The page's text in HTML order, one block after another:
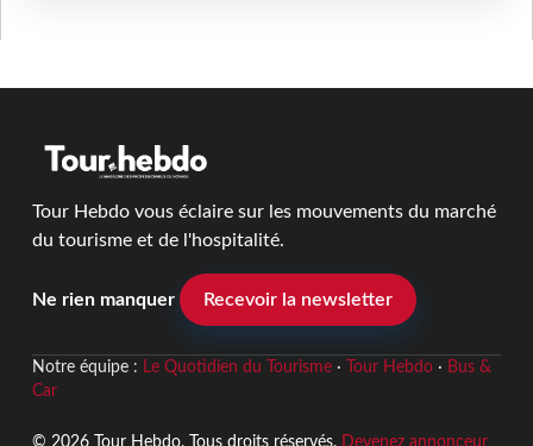
Tour Hebdo vous éclaire sur les mouvements du marché
du tourisme et de l'hospitalité.
Ne rien manquer Recevoir la newsletter
Notre équipe : Le Quotidien du Tourisme· Tour Hebdo· Bus &
Car
© 2026 Tour Hebdo. Tous droits réservés. Devenez annonceur